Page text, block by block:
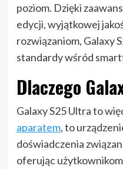
poziom. Dzięki
edycji, wyjątkowej
rozwiązaniom, Galaxy
standardy wśród
Dlaczego
Galaxy S25 Ultra to
aparatem, to
doświadczenia
oferując